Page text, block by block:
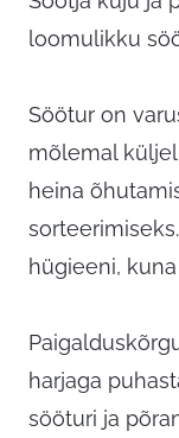
loomulikku
Söötur on
mõlemal
heina
hügieeni,
harjaga
sööturi ja